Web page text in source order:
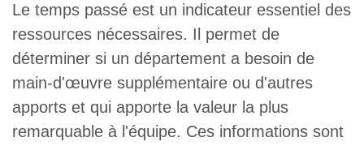
Le temps passé est un indicateur essentiel des
ressources nécessaires. Il permet de
déterminer si un département a besoin de
main-d'œuvre supplémentaire ou d'autres
apports et qui apporte la valeur la plus
remarquable à l'équipe. Ces informations sont